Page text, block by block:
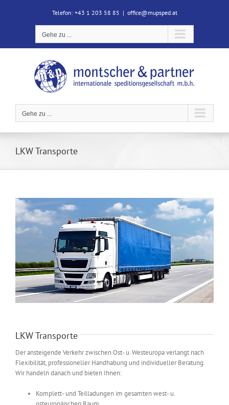
Telefon: +43 1 203 58 85 | office@mupsped.at
Gehe zu ...
Gehe zu ...
LKW Transporte
LKW Transporte
Der ansteigende Verkehr zwischen Ost- u. Westeuropa verlangt nach
Flexibilität, professioneller Handhabung und individueller Beratung.
Wir handeln danach und bieten Ihnen:
Komplett- und Teilladungen im gesamten west- u.